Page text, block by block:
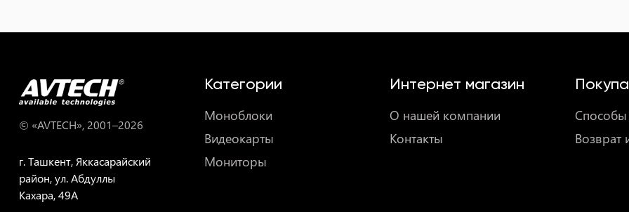
© «AVTECH», 2001–2026
г. Ташкент, Яккасарайский
район, ул. Абдуллы
Кахара, 49A
Категории
Моноблоки
Видеокарты
Мониторы
Интернет магазин
О нашей компании
Контакты
Способы
Возврат